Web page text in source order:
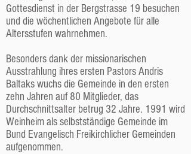
Gottesdienst in der Bergstrasse 19 besuchen
und die wöchentlichen Angebote für alle
Altersstufen wahrnehmen.
Besonders dank der missionarischen
Ausstrahlung ihres ersten Pastors Andris
Baltaks wuchs die Gemeinde in den ersten
zehn Jahren auf 80 Mitglieder, das
Durchschnittsalter betrug 32 Jahre. 1991 wird
Weinheim als selbstständige Gemeinde im
Bund Evangelisch Freikirchlicher Gemeinden
aufgenommen.